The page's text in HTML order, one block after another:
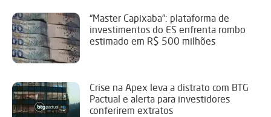
“Master Capixaba”: plataforma de
investimentos do ES enfrenta rombo
estimado em R$ 500 milhões
Crise na Apex leva a distrato com BTG
Pactual e alerta para investidores
conferirem extratos